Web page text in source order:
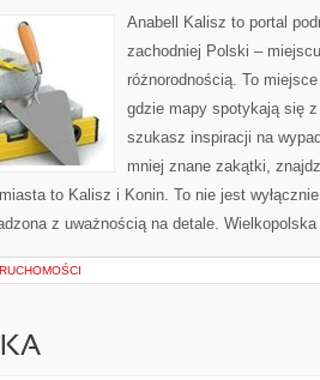
Anabell Kalisz to portal
zachodniej Polski –
różnorodnością. To
gdzie mapy spotykają się
szukasz inspiracji na
mniej znane zakątki,
to Kalisz i Konin. To nie jest
z uważnością na detale.